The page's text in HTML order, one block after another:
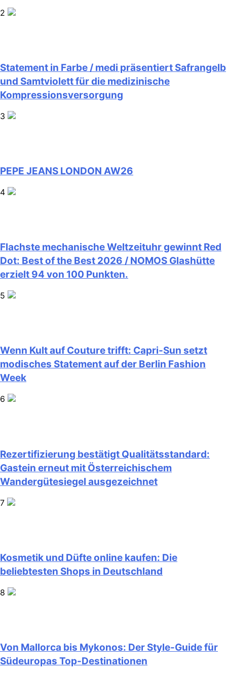
2
Statement in Farbe / medi präsentiert Safrangelb
und Samtviolett für die medizinische
Kompressionsversorgung
3
PEPE JEANS LONDON AW26
4
Flachste mechanische Weltzeituhr gewinnt Red
Dot: Best of the Best 2026 / NOMOS Glashütte
erzielt 94 von 100 Punkten.
5
Wenn Kult auf Couture trifft: Capri-Sun setzt
modisches Statement auf der Berlin Fashion
Week
6
Rezertifizierung bestätigt Qualitätsstandard:
Gastein erneut mit Österreichischem
Wandergütesiegel ausgezeichnet
7
Kosmetik und Düfte online kaufen: Die
beliebtesten Shops in Deutschland
8
Von Mallorca bis Mykonos: Der Style-Guide für
Südeuropas Top-Destinationen